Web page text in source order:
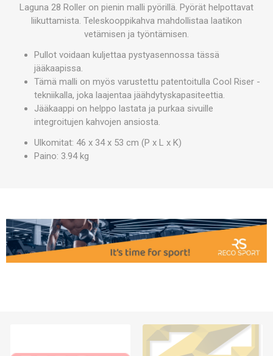
Laguna 28 Roller on pienin malli pyörillä. Pyörät helpottavat
liikuttamista. Teleskooppikahva mahdollistaa laatikon
vetämisen ja työntämisen.
Pullot voidaan kuljettaa pystyasennossa tässä
jääkaapissa.
Tämä malli on myös varustettu patentoitulla Cool Riser -
tekniikalla, joka laajentaa jäähdytyskapasiteettia.
Jääkaappi on helppo lastata ja purkaa sivuille
integroitujen kahvojen ansiosta.
Ulkomitat: 46 x 34 x 53 cm (P x L x K)
Paino: 3.94 kg